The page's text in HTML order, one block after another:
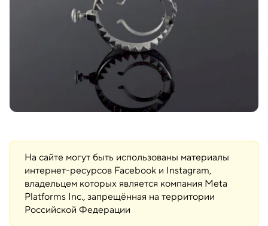
На сайте могут быть использованы материалы
интернет-ресурсов Facebook и Instagram,
владельцем которых является компания Meta
Platforms Inc., запрещённая на территории
Российской Федерации